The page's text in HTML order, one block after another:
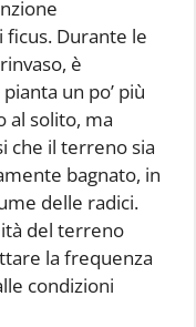
ficus. Durante le
è
un po’ più
solito, ma
che il terreno sia
bagnato, in
delle radici.
del terreno
la frequenza
condizioni